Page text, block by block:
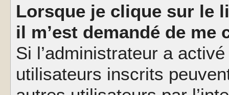
Lorsque je clique sur le
il m’est demandé de me
Si l’administrateur a
utilisateurs inscrits